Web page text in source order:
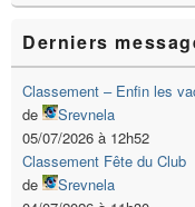
Derniers
Classement – Enfin les
de
Srevnela
05/07/2026 à 12h52
Classement Fête du Club
de
Srevnela